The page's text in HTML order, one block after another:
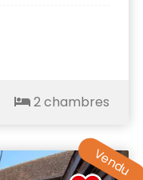
2 chambres
Vendu